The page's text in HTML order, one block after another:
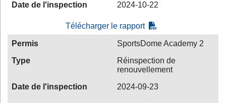
Date de l'inspection
2024-10-22
Télécharger le rapport
Permis
SportsDome Academy 2
Type
Réinspection de
renouvellement
Date de l'inspection
2024-09-23